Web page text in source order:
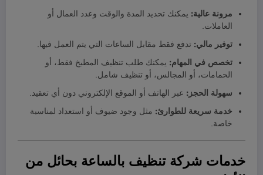
مرونة عالية: يمكنك تحديد المدة والوقت وعدد العمال أو
العاملات.
توفير مالي: تدفع فقط مقابل الساعات التي يتم العمل فيها.
تخصص في المهام: يمكنك طلب تنظيف المطبخ فقط، أو
الحمامات، أو المجالس، أو تنظيف شامل.
سهولة الحجز: عبر الهاتف أو الموقع الإلكتروني دون أي تعقيد.
خدمة سريعة للطوارئ: مثل وجود ضيوف أو استعداد لمناسبة
خاصة.
خدمات شركة تنظيف بالساعة بحائل من